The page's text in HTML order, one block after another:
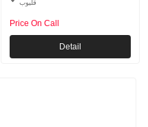
قليوب
Price On Call
Detail